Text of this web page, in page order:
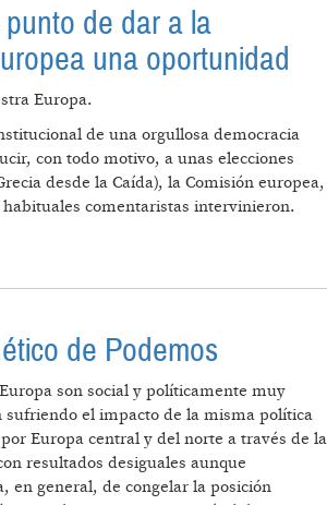
de dar a la
una oportunidad
Europa.
de una orgullosa democracia
con todo motivo, a unas elecciones
desde la Caída), la Comisión europea,
comentaristas intervinieron.
de Podemos
son social y políticamente muy
sufriendo el impacto de la misma política
Europa central y del norte a través de la
resultados desiguales aunque
en general, de congelar la posición